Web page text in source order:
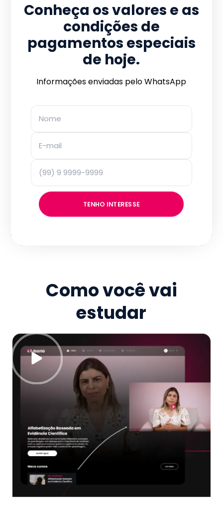
Conheça os valores e as
condições de
pagamentos especiais
de hoje.
Informações enviadas pelo WhatsApp
TENHO INTERESSE
Como você vai
estudar